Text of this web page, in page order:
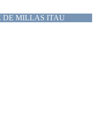
DE MILLAS ITAU